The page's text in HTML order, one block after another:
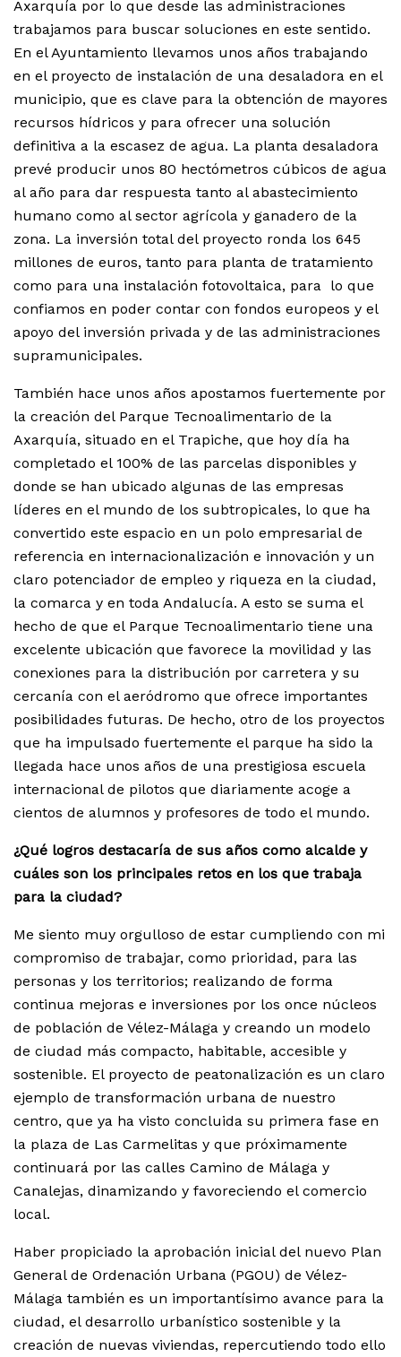
Axarquía por lo que desde las administraciones
trabajamos para buscar soluciones en este sentido.
En el Ayuntamiento llevamos unos años trabajando
en el proyecto de instalación de una desaladora en el
municipio, que es clave para la obtención de mayores
recursos hídricos y para ofrecer una solución
definitiva a la escasez de agua. La planta desaladora
prevé producir unos 80 hectómetros cúbicos de agua
al año para dar respuesta tanto al abastecimiento
humano como al sector agrícola y ganadero de la
zona. La inversión total del proyecto ronda los 645
millones de euros, tanto para planta de tratamiento
como para una instalación fotovoltaica, para lo que
confiamos en poder contar con fondos europeos y el
apoyo del inversión privada y de las administraciones
supramunicipales.
También hace unos años apostamos fuertemente por
la creación del Parque Tecnoalimentario de la
Axarquía, situado en el Trapiche, que hoy día ha
completado el 100% de las parcelas disponibles y
donde se han ubicado algunas de las empresas
líderes en el mundo de los subtropicales, lo que ha
convertido este espacio en un polo empresarial de
referencia en internacionalización e innovación y un
claro potenciador de empleo y riqueza en la ciudad,
la comarca y en toda Andalucía. A esto se suma el
hecho de que el Parque Tecnoalimentario tiene una
excelente ubicación que favorece la movilidad y las
conexiones para la distribución por carretera y su
cercanía con el aeródromo que ofrece importantes
posibilidades futuras. De hecho, otro de los proyectos
que ha impulsado fuertemente el parque ha sido la
llegada hace unos años de una prestigiosa escuela
internacional de pilotos que diariamente acoge a
cientos de alumnos y profesores de todo el mundo.
¿Qué logros destacaría de sus años como alcalde y
cuáles son los principales retos en los que trabaja
para la ciudad?
Me siento muy orgulloso de estar cumpliendo con mi
compromiso de trabajar, como prioridad, para las
personas y los territorios; realizando de forma
continua mejoras e inversiones por los once núcleos
de población de Vélez-Málaga y creando un modelo
de ciudad más compacto, habitable, accesible y
sostenible. El proyecto de peatonalización es un claro
ejemplo de transformación urbana de nuestro
centro, que ya ha visto concluida su primera fase en
la plaza de Las Carmelitas y que próximamente
continuará por las calles Camino de Málaga y
Canalejas, dinamizando y favoreciendo el comercio
local.
Haber propiciado la aprobación inicial del nuevo Plan
General de Ordenación Urbana (PGOU) de Vélez-
Málaga también es un importantísimo avance para la
ciudad, el desarrollo urbanístico sostenible y la
creación de nuevas viviendas, repercutiendo todo ello